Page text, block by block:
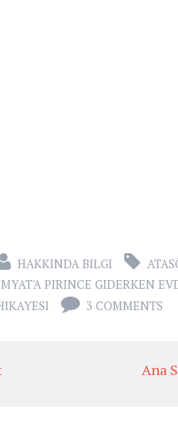
HAKKINDA BILGI
PIRINCE GIDERKEN
3 COMMENTS
Ana